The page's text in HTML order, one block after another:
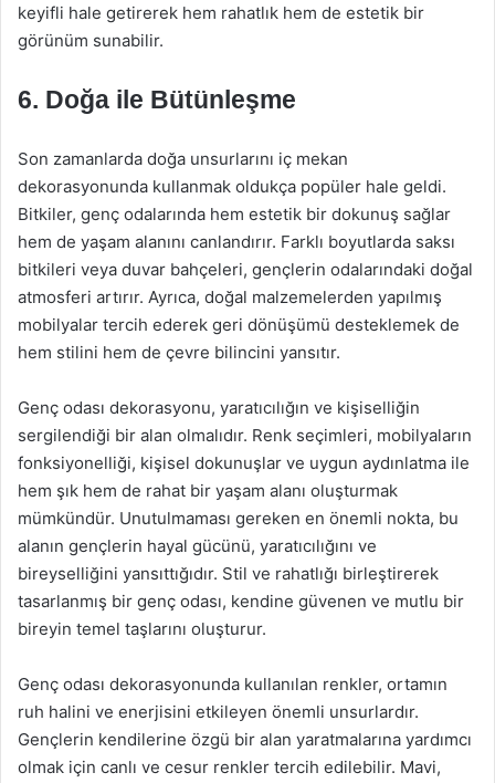
keyifli hale getirerek hem rahatlık hem de estetik bir
görünüm sunabilir.
6. Doğa ile Bütünleşme
Son zamanlarda doğa unsurlarını iç mekan
dekorasyonunda kullanmak oldukça popüler hale geldi.
Bitkiler, genç odalarında hem estetik bir dokunuş sağlar
hem de yaşam alanını canlandırır. Farklı boyutlarda saksı
bitkileri veya duvar bahçeleri, gençlerin odalarındaki doğal
atmosferi artırır. Ayrıca, doğal malzemelerden yapılmış
mobilyalar tercih ederek geri dönüşümü desteklemek de
hem stilini hem de çevre bilincini yansıtır.
Genç odası dekorasyonu, yaratıcılığın ve kişiselliğin
sergilendiği bir alan olmalıdır. Renk seçimleri, mobilyaların
fonksiyonelliği, kişisel dokunuşlar ve uygun aydınlatma ile
hem şık hem de rahat bir yaşam alanı oluşturmak
mümkündür. Unutulmaması gereken en önemli nokta, bu
alanın gençlerin hayal gücünü, yaratıcılığını ve
bireyselliğini yansıttığıdır. Stil ve rahatlığı birleştirerek
tasarlanmış bir genç odası, kendine güvenen ve mutlu bir
bireyin temel taşlarını oluşturur.
Genç odası dekorasyonunda kullanılan renkler, ortamın
ruh halini ve enerjisini etkileyen önemli unsurlardır.
Gençlerin kendilerine özgü bir alan yaratmalarına yardımcı
olmak için canlı ve cesur renkler tercih edilebilir. Mavi,